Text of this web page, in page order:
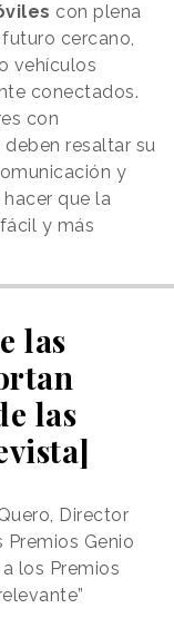
con plena
cercano,
vehículos
conectados.
con
resaltar su
y
que la
y más
las
las
Director
Premios Genio
los Premios